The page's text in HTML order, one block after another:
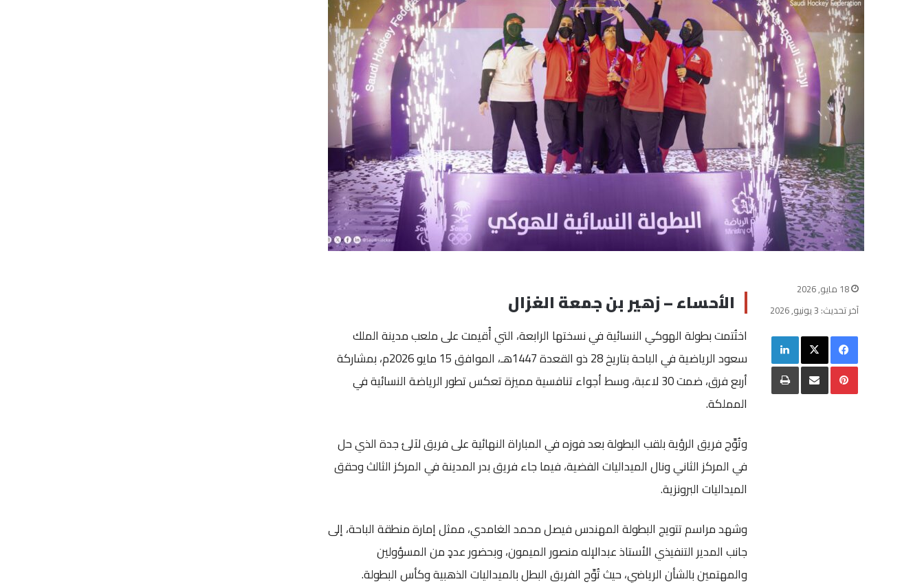
الأحساء – زهير بن جمعة الغزال
اختُتمت بطولة الهوكي النسائية في نسختها الرابعة، التي أُقيمت على ملعب مدينة الملك
سعود الرياضية في الباحة بتاريخ 28 ذو القعدة 1447هـ، الموافق 15 مايو 2026م، بمشاركة
أربع فرق، ضمت 30 لاعبة، وسط أجواء تنافسية مميزة تعكس تطور الرياضة النسائية في
المملكة.
وتُوِّج فريق الرؤية بلقب البطولة بعد فوزه في المباراة النهائية على فريق لآلئ جدة الذي حل
في المركز الثاني ونال الميداليات الفضية، فيما جاء فريق بدر المدينة في المركز الثالث وحقق
الميداليات البرونزية.
وشهد مراسم تتويج البطولة المهندس فيصل محمد الغامدي، ممثل إمارة منطقة الباحة، إلى
جانب المدير التنفيذي الأستاذ عبدالإله منصور الميمون، وبحضور عددٍ من المسؤولين
والمهتمين بالشأن الرياضي، حيث تُوِّج الفريق البطل بالميداليات الذهبية وكأس البطولة.
18 مايو, 2026
آخر تحديث: 3 يونيو, 2026
فيسبوك‫X
لينكدإن
بينتيريستمشاركة عبر البريد طباعة